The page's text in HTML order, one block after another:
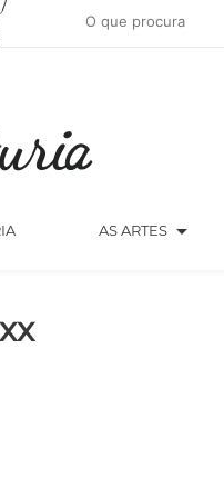
AS ARTES arrow_drop_down